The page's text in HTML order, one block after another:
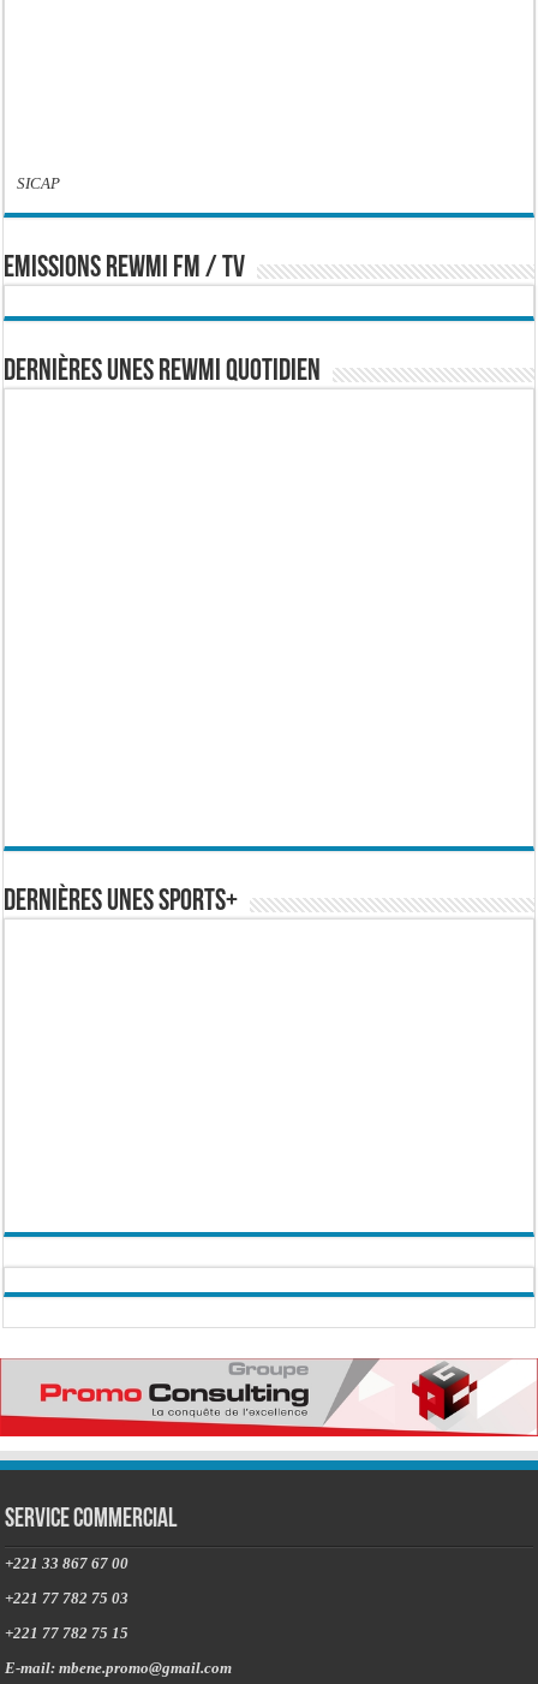
SICAP
EMISSIONS REWMI FM / TV
Dernières Unes Rewmi Quotidien
Dernières Unes Sports+
Service commercial
+221 33 867 67 00
+221 77 782 75 03
+221 77 782 75 15
E-mail: mbene.promo@gmail.com